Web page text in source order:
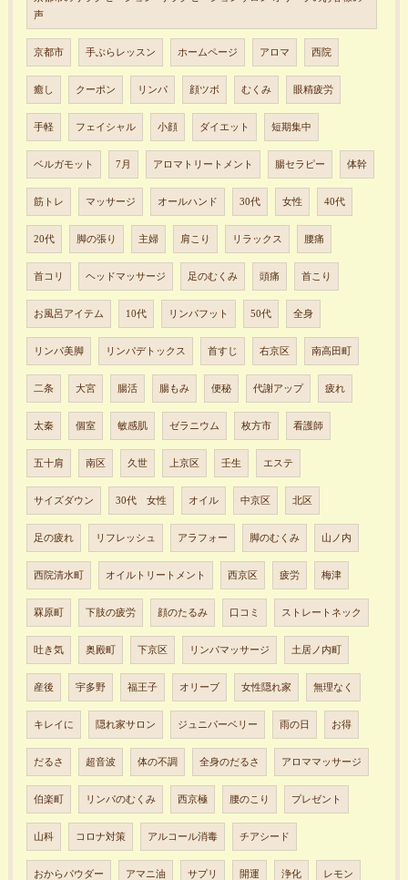
声
京都市 手ぶらレッスン ホームページ アロマ 西院
癒し クーポン リンパ 顔ツボ むくみ 眼精疲労
手軽 フェイシャル 小顔 ダイエット 短期集中
ベルガモット 7月 アロマトリートメント 腸セラピー 体幹
筋トレ マッサージ オールハンド 30代 女性 40代
20代 脚の張り 主婦 肩こり リラックス 腰痛
首コリ ヘッドマッサージ 足のむくみ 頭痛 首こり
お風呂アイテム 10代 リンパフット 50代 全身
リンパ美脚 リンパデトックス 首すじ 右京区 南高田町
二条 大宮 腸活 腸もみ 便秘 代謝アップ 疲れ
太秦 個室 敏感肌 ゼラニウム 枚方市 看護師
五十肩 南区 久世 上京区 壬生 エステ
サイズダウン 30代 女性 オイル 中京区 北区
足の疲れ リフレッシュ アラフォー 脚のむくみ 山ノ内
西院清水町 オイルトリートメント 西京区 疲労 梅津
罧原町 下肢の疲労 顔のたるみ 口コミ ストレートネック
吐き気 奥殿町 下京区 リンパマッサージ 土居ノ内町
産後 宇多野 福王子 オリーブ 女性隠れ家 無理なく
キレイに 隠れ家サロン ジュニパーベリー 雨の日 お得
だるさ 超音波 体の不調 全身のだるさ アロママッサージ
伯楽町 リンパのむくみ 西京極 腰のこり プレゼント
山科 コロナ対策 アルコール消毒 チアシード
おからパウダー アマニ油 サプリ 開運 浄化 レモン